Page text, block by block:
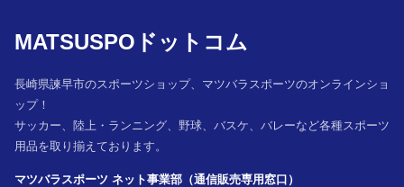
MATSUSPOドットコム
長崎県諫早市のスポーツショップ、マツバラスポーツのオンラインショ
ップ！
サッカー、陸上・ランニング、野球、バスケ、バレーなど各種スポーツ
用品を取り揃えております。
マツバラスポーツ ネット事業部（通信販売専用窓口）